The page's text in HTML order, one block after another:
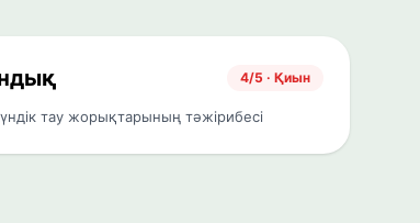
4/5 · Қиын
тау жорықтарының тәжірибесі